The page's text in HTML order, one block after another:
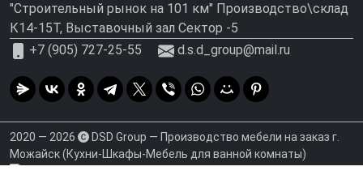
"Строительный рынок на 101 км" Производство\склад
К14-15Т, Выставочный зал Сектор -5
+7 (905) 727-25-55
d.s.d_group@mail.ru
2020 — 2026
DSD Group — Производство мебели на заказ г.
Можайск (Кухни-Шкафы-Мебель для ванной комнаты)